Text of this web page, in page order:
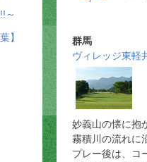
～
】
群馬
ヴィレッジ東軽
妙義山の懐に抱
霧積川の流れに
プレー後は、コ